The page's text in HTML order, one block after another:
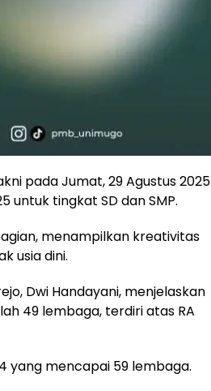
pada Jumat, 29 Agustus 2025
untuk tingkat SD dan SMP.
menampilkan kreativitas
usia dini.
Dwi Handayani, menjelaskan
49 lembaga, terdiri atas RA
yang mencapai 59 lembaga.